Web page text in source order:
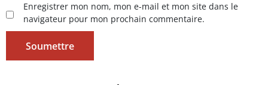
Enregistrer mon nom, mon e-mail et mon site dans le
navigateur pour mon prochain commentaire.